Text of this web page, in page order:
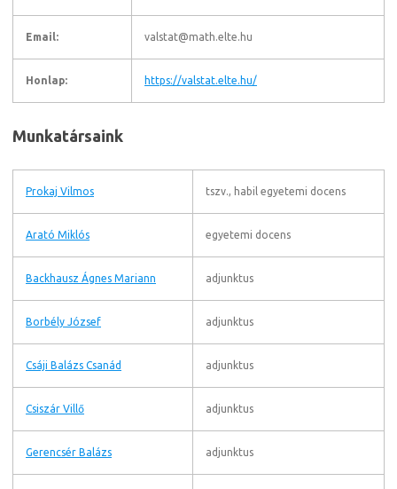
Email: valstat@math.elte.hu
Honlap: https://valstat.elte.hu/
Munkatársaink
Prokaj Vilmos tszv., habil egyetemi docens
Arató Miklós egyetemi docens
Backhausz Ágnes Mariann adjunktus
Borbély József adjunktus
Csáji Balázs Csanád adjunktus
Csiszár Villő adjunktus
Gerencsér Balázs adjunktus